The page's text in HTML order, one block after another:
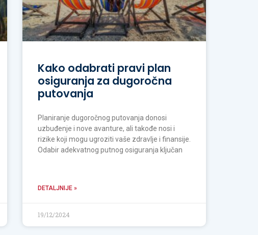
Kako odabrati pravi plan
osiguranja za dugoročna
putovanja
Planiranje dugoročnog putovanja donosi
uzbuđenje i nove avanture, ali takođe nosi i
rizike koji mogu ugroziti vaše zdravlje i finansije.
Odabir adekvatnog putnog osiguranja ključan
DETALJNIJE »
19/12/2024